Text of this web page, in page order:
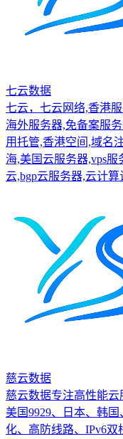
七云数据
七云，七云网络,香港
海外服务器,免备案服
用托管,香港空间,域名
海,美国云服务器,vps
云,bgp云服务器,云计算
慈云数据
慈云数据专注高性能云
美国9929、日本、韩
化、高防线路、IPv6